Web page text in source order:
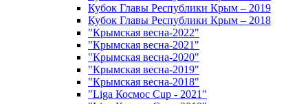
Кубок Главы Республики Крым – 2019
Кубок Главы Республики Крым – 2018
"Крымская весна-2022"
"Крымская весна-2021"
"Крымская весна-2020"
"Крымская весна-2019"
"Крымская весна-2018"
"Liga Космос Cup - 2021"